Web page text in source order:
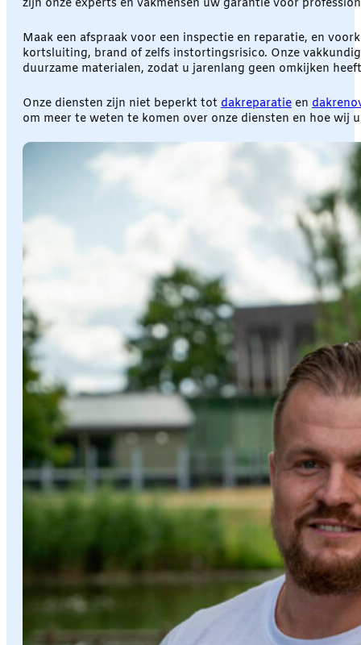
zijn onze experts en vakmensen uw garantie voor
Maak een afspraak voor een inspectie en reparatie, en
kortsluiting, brand of zelfs instortingsrisico. Onze
duurzame materialen, zodat u jarenlang geen omkijken
Onze diensten zijn niet beperkt tot dakreparatie en
om meer te weten te komen over onze diensten en hoe wij